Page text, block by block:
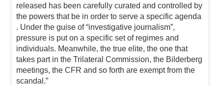
released has been carefully curated and controlled by
the powers that be in order to serve a specific agenda
. Under the guise of “investigative journalism”,
pressure is put on a specific set of regimes and
individuals. Meanwhile, the true elite, the one that
takes part in the Trilateral Commission, the Bilderberg
meetings, the CFR and so forth are exempt from the
scandal.”